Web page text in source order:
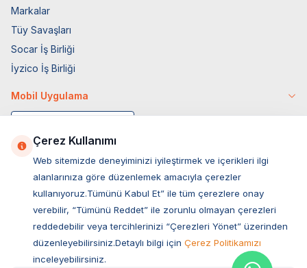
Markalar
Tüy Savaşları
Socar İş Birliği
İyzico İş Birliği
Mobil Uygulama
Müşteri Hizmetleri
Çerez Kullanımı
Web sitemizde deneyiminizi iyileştirmek ve içerikleri ilgi
alanlarınıza göre düzenlemek amacıyla çerezler
kullanıyoruz.Tümünü Kabul Et” ile tüm çerezlere onay
verebilir, “Tümünü Reddet” ile zorunlu olmayan çerezleri
reddedebilir veya tercihlerinizi “Çerezleri Yönet” üzerinden
düzenleyebilirsiniz.Detaylı bilgi için Çerez Politikamızı
inceleyebilirsiniz.